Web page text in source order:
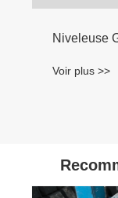
Niveleuse
Voir plus >>